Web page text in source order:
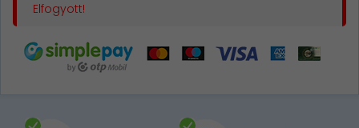
Elfogyott!